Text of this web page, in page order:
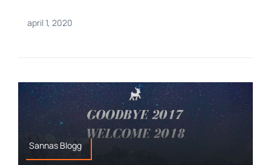
april 1, 2020
Sannas Blogg